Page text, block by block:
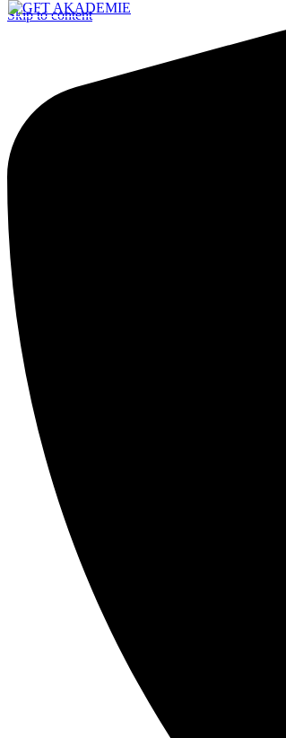
Skip to content